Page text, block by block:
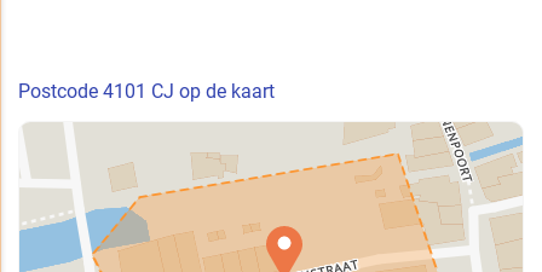
Postcode 4101 CJ op de kaart